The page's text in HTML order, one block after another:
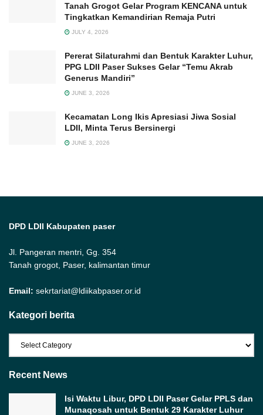
Tanah Grogot Gelar Program KENCANA untuk
Tingkatkan Kemandirian Remaja Putri
JULY 4, 2026
Pererat Silaturahmi dan Bentuk Karakter Luhur,
PPG LDII Paser Sukses Gelar “Temu Akrab
Generus Mandiri”
JUNE 3, 2026
Kecamatan Long Ikis Apresiasi Jiwa Sosial
LDII, Minta Terus Bersinergi
JUNE 3, 2026
DPD LDII Kabupaten paser
Jl. Pangeran mentri, Gg. 354
Tanah grogot, Paser, kalimantan timur
Email: sekrtariat@ldiikabpaser.or.id
Kategori berita
Recent News
Isi Waktu Libur, DPD LDII Paser Gelar PPLS dan
Munaqosah untuk Bentuk 29 Karakter Luhur